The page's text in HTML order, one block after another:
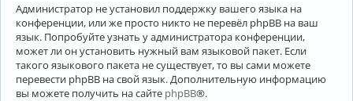
Администратор не установил поддержку вашего языка на
конференции, или же просто никто не перевёл phpBB на ваш
язык. Попробуйте узнать у администратора конференции,
может ли он установить нужный вам языковой пакет. Если
такого языкового пакета не существует, то вы сами можете
перевести phpBB на свой язык. Дополнительную информацию
вы можете получить на сайте phpBB®.